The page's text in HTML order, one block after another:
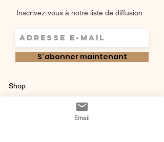
Inscrivez-vous à notre liste de diffusion
S`abonner maintenant
Shop
instagram
Email